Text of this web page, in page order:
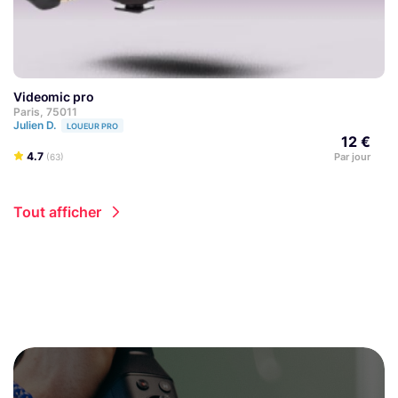
Videomic pro
Paris, 75011
Julien D.
LOUEUR PRO
4.7 (63)
12 €
Par jour
Tout afficher